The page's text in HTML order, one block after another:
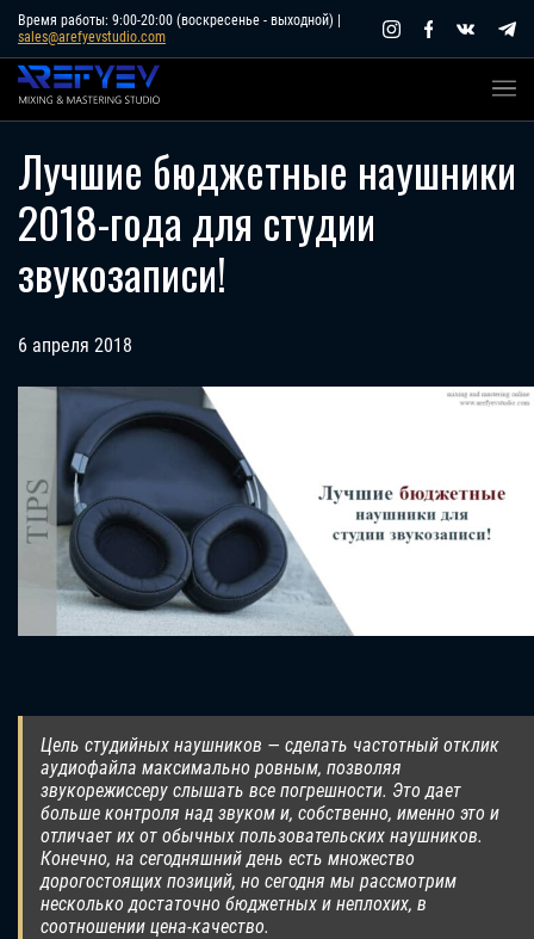
Skip
content
Время работы: 9:00-20:00 (воскресенье - выходной) |
sales@arefyevstudio.com
Лучшие бюджетные наушники
2018-года для студии
звукозаписи!
6 апреля 2018
Цель студийных наушников — сделать частотный отклик
аудиофайла максимально ровным, позволяя
звукорежиссеру слышать все погрешности. Это дает
больше контроля над звуком и, собственно, именно это и
отличает их от обычных пользовательских наушников.
Конечно, на сегодняшний день есть множество
дорогостоящих позиций, но сегодня мы рассмотрим
несколько достаточно бюджетных и неплохих, в
соотношении цена-качество.